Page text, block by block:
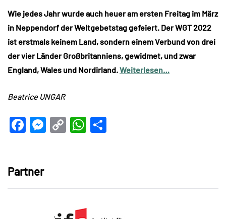
Wie jedes Jahr wurde auch heuer am ersten Freitag im März
in Neppendorf der Weltgebetstag gefeiert. Der WGT 2022
ist erstmals keinem Land, sondern einem Verbund von drei
der vier Länder Großbritanniens, gewidmet, und zwar
England, Wales und Nordirland.Weiterlesen…
Beatrice UNGAR
Facebook
Messenger
CopyWhatsApp
Partner